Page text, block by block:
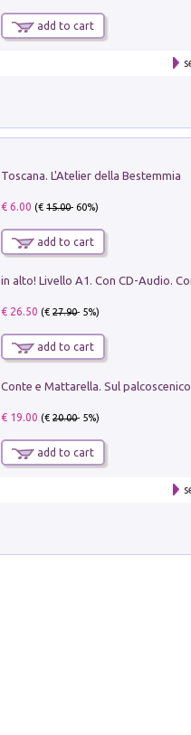
add to cart
Toscana. L'Atelier della Bestemmia
€ 6.00 (€15.00- 60%)
add to cart
€ 26.50 (€27.90- 5%)
add to cart
€ 19.00 (€20.00- 5%)
add to cart